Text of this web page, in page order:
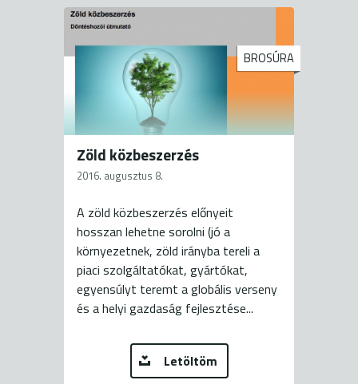
BROSÚRA
Zöld közbeszerzés
2016. augusztus 8.
A zöld közbeszerzés előnyeit
hosszan lehetne sorolni (jó a
környezetnek, zöld irányba tereli a
piaci szolgáltatókat, gyártókat,
egyensúlyt teremt a globális verseny
és a helyi gazdaság fejlesztése...
Letöltöm